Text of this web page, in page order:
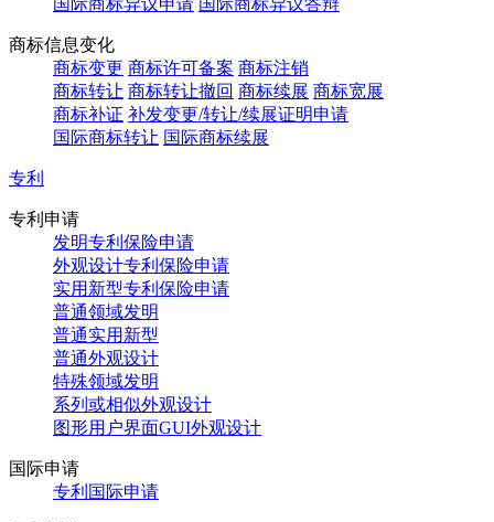
国际商标异议申请 国际商标异议答辩
商标信息变化
商标变更 商标许可备案 商标注销
商标转让 商标转让撤回 商标续展 商标宽展
商标补证 补发变更/转让/续展证明申请
国际商标转让 国际商标续展
专利
专利申请
发明专利保险申请
外观设计专利保险申请
实用新型专利保险申请
普通领域发明
普通实用新型
普通外观设计
特殊领域发明
系列或相似外观设计
图形用户界面GUI外观设计
国际申请
专利国际申请